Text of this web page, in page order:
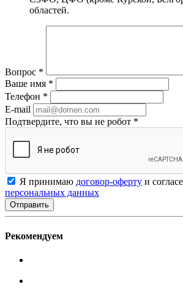
областей.
Вопрос *
Ваше имя *
Телефон *
E-mail
Подтвердите, что вы не робот *
Я принимаю договор-оферту и
персональных данных
Рекомендуем